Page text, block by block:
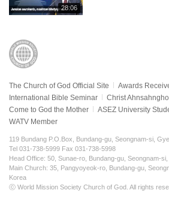
재
생
28:06
The Church of God Official Site Awards
International Bible Seminar
Christ
Come to God the Mother
ASEZ University
WATV Member
119 Bundang P.O.Box, Bundang-gu, Seongnam-si,
Tel 031-738-5999 Fax 031-738-5998
Head Office: 50, Sunae-ro, Bundang-gu, Seongnam-
Main Church: 35, Pangyoyeok-ro, Bundang-gu,
Korea
ⓒ World Mission Society Church of God. All rights